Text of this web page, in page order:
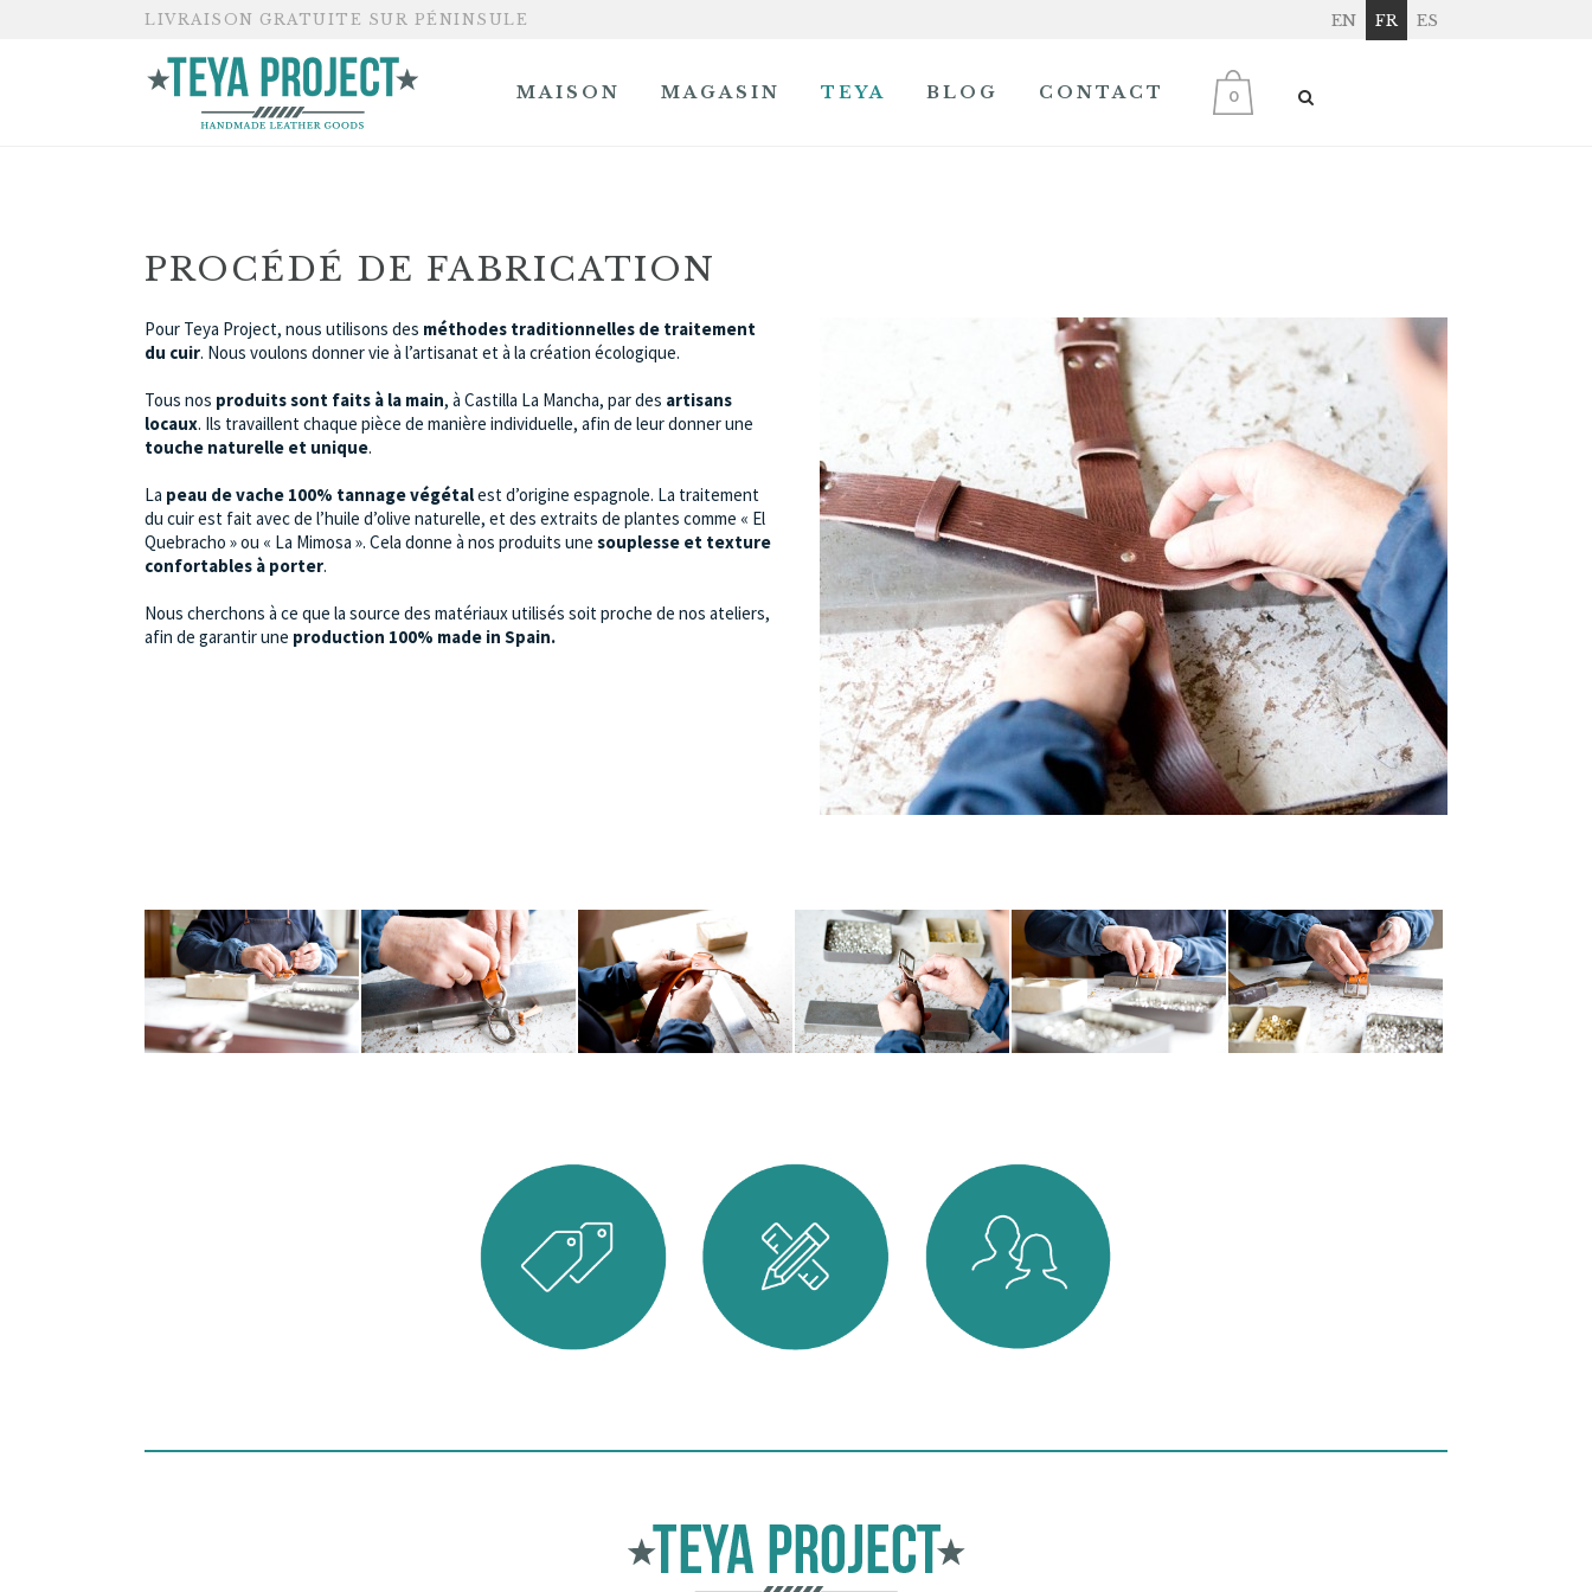
LIVRAISON GRATUITE SUR PÉNINSULE EN FR ES
0
MAISON MAGASIN TEYA BLOG CONTACT
PROCÉDÉ DE FABRICATION
Pour Teya Project, nous utilisons des méthodes traditionnelles de traitement
du cuir. Nous voulons donner vie à l’artisanat et à la création écologique.
Tous nos produits sont faits à la main, à Castilla La Mancha, par des artisans
locaux. Ils travaillent chaque pièce de manière individuelle, afin de leur donner une
touche naturelle et unique.
La peau de vache 100% tannage végétalest d’origine espagnole. La traitement
du cuir est fait avec de l’huile d’olive naturelle, et des extraits de plantes comme « El
Quebracho » ou « La Mimosa ». Cela donne à nos produits une souplesse et texture
confortables à porter.
Nous cherchons à ce que la source des matériaux utilisés soit proche de nos ateliers,
afin de garantir une production 100% made in Spain.